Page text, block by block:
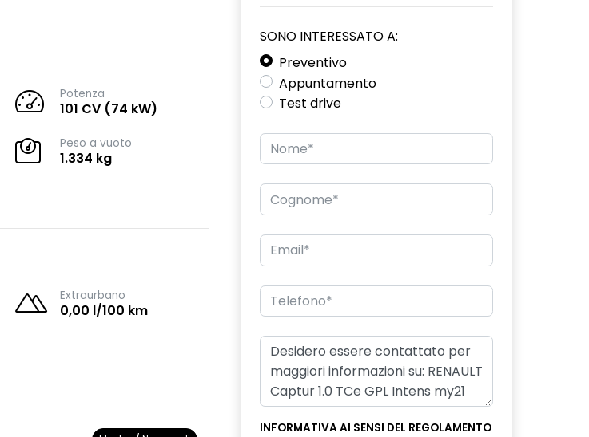
Potenza
101 CV (74 kW)
Peso a vuoto
1.334 kg
Extraurbano
0,00 l/100 km
SONO INTERESSATO A:
Preventivo
Appuntamento
Test drive
INFORMATIVA AI SENSI DEL REGOLAMENTO